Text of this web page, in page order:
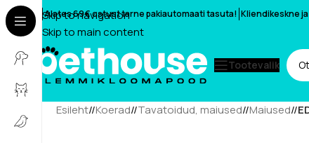
Skip to navigation
Skip to main content
Alates 69€ ostust tarne pakiautomaati tasuta! Kliendikeskne
Tootevalik
Esileht/ Koerad/ Tavatoidud, maiused/ Maiused/